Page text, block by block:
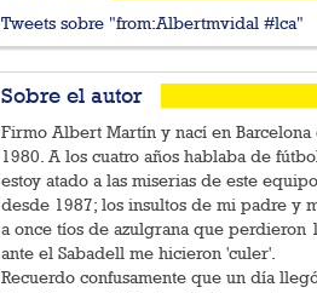
Tweets sobre "from:Albertmvidal #lca"
Sobre el autor
Firmo Albert Martín y nací en Barcelona
1980. A los cuatro años hablaba de
estoy atado a las miserias de este equipo
desde 1987; los insultos de mi padre y
a once tíos de azulgrana que perdieron
ante el Sabadell me hicieron 'culer'.
Recuerdo confusamente que un día